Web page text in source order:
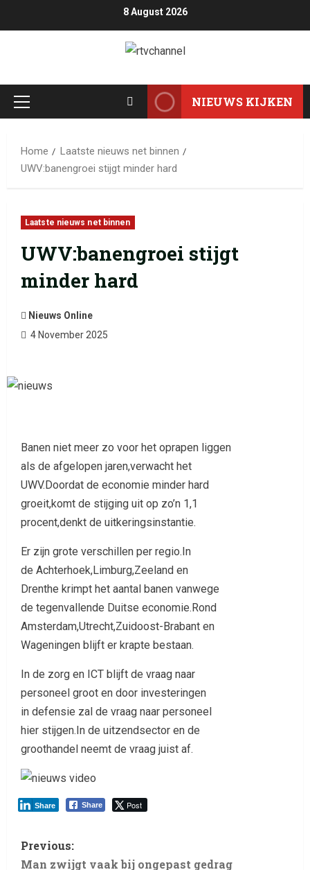
8 August 2026
NIEUWS KIJKEN
Home
Laatste nieuws net binnen
UWV:banengroei stijgt minder hard
Laatste nieuws net binnen
UWV:banengroei stijgt
minder hard
Nieuws Online
4 November 2025
Banen niet meer zo voor het oprapen liggen
als de afgelopen jaren,verwacht het
UWV.Doordat de economie minder hard
groeit,komt de stijging uit op zo’n 1,1
procent,denkt de uitkeringsinstantie.
Er zijn grote verschillen per regio.In
de Achterhoek,Limburg,Zeeland en
Drenthe krimpt het aantal banen vanwege
de tegenvallende Duitse economie.Rond
Amsterdam,Utrecht,Zuidoost-Brabant en
Wageningen blijft er krapte bestaan.
In de zorg en ICT blijft de vraag naar
personeel groot en door investeringen
in defensie zal de vraag naar personeel
hier stijgen.In de uitzendsector en de
groothandel neemt de vraag juist af.
Share Post
Share
Previous:
Man zwijgt vaak bij ongepast gedrag